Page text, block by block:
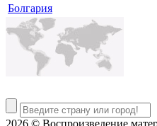
Болгария